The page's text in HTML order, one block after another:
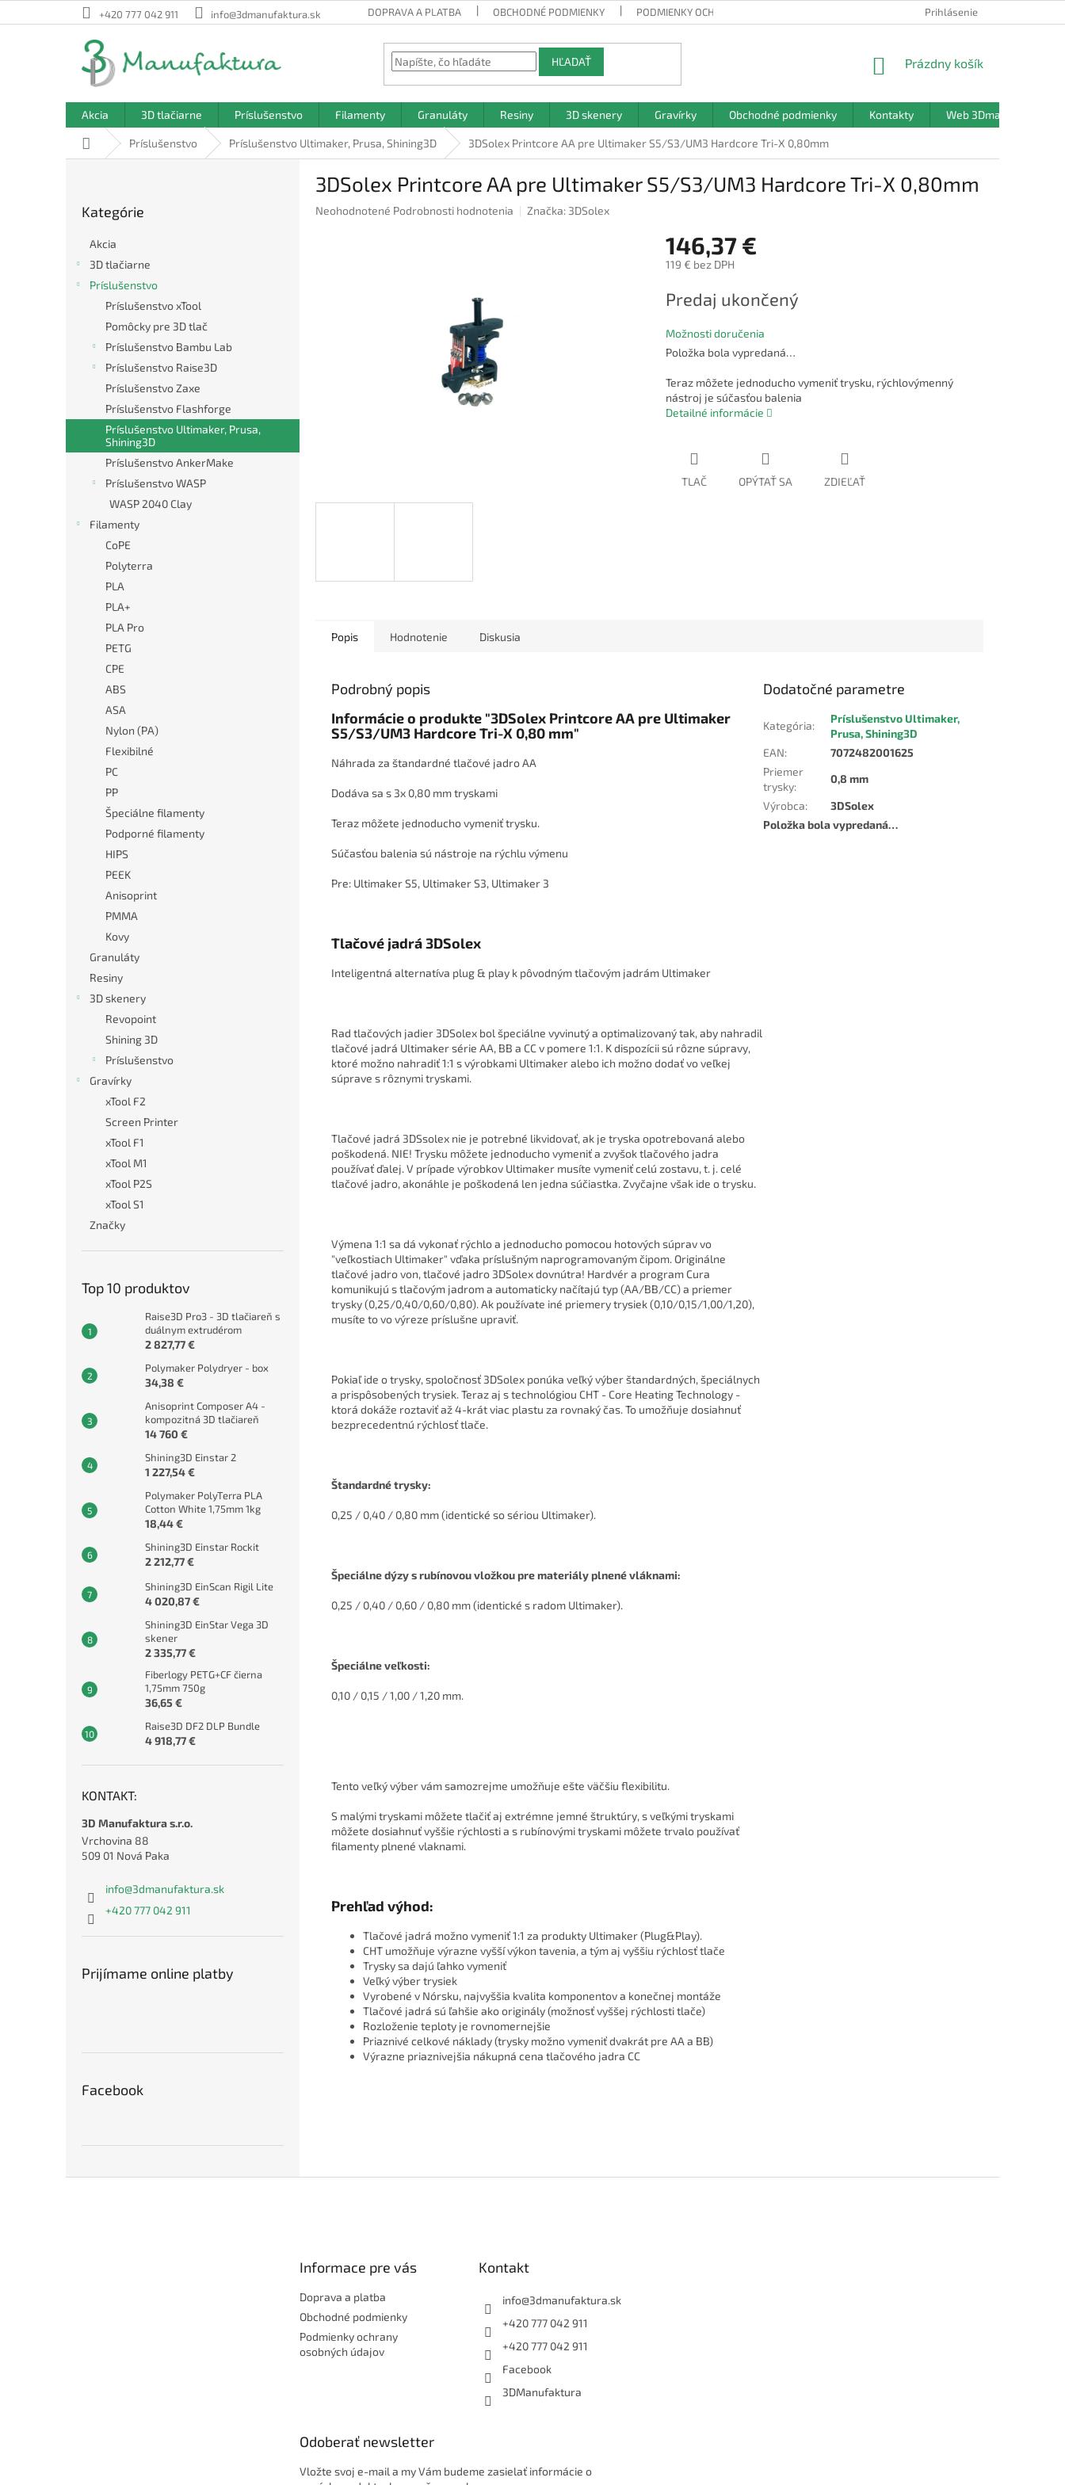
na
+420 777 042 911 info@3dmanufaktura.sk DOPRAVA A PLATBA OBCHODNÉ PODMIENKY PODMIENKY OCHRANY OSOBNÝCH ÚDAJOV Prihlásenie
HĽADAŤ
NÁKUPNÝ
Prázdny košík
Akcia 3D tlačiarne Príslušenstvo Filamenty Granuláty Resiny 3D skenery Gravírky Obchodné podmienky Kontakty Web 3Dmanufaktura.sk
DomovPríslušenstvo Príslušenstvo Ultimaker, Prusa, Shining3D 3DSolex Printcore AA pre Ultimaker S5/S3/UM3 Hardcore Tri-X 0,80mm
kategórie
Kategórie
Akcia
3D tlačiarne
Príslušenstvo
Príslušenstvo xTool
Pomôcky pre 3D tlač
Príslušenstvo Bambu Lab
Príslušenstvo Raise3D
Príslušenstvo Zaxe
Príslušenstvo Flashforge
Príslušenstvo Ultimaker, Prusa,
Shining3D
Príslušenstvo AnkerMake
Príslušenstvo WASP
WASP 2040 Clay
Filamenty
CoPE
Polyterra
PLA
PLA+
PLA Pro
PETG
CPE
ABS
ASA
Nylon (PA)
Flexibilné
PC
PP
Špeciálne filamenty
Podporné filamenty
HIPS
PEEK
Anisoprint
PMMA
Kovy
Granuláty
Resiny
3D skenery
Revopoint
Shining 3D
Príslušenstvo
Gravírky
xTool F2
Screen Printer
xTool F1
xTool M1
xTool P2S
xTool S1
Značky
Top 10 produktov
Raise3D Pro3 - 3D tlačiareň s
duálnym extrudérom
2 827,77 €
Polymaker Polydryer - box
34,38 €
Anisoprint Composer A4 -
kompozitná 3D tlačiareň
14 760 €
Shining3D Einstar 2
1 227,54 €
Polymaker PolyTerra PLA
Cotton White 1,75mm 1kg
18,44 €
Shining3D Einstar Rockit
2 212,77 €
Shining3D EinScan Rigil Lite
4 020,87 €
Shining3D EinStar Vega 3D
skener
2 335,77 €
Fiberlogy PETG+CF čierna
1,75mm 750g
36,65 €
Raise3D DF2 DLP Bundle
4 918,77 €
KONTAKT:
3D Manufaktura s.r.o.
Vrchovina 88
509 01 Nová Paka
info@3dmanufaktura.sk
+420 777 042 911
Prijímame online platby
Facebook
3DSolex Printcore AA pre Ultimaker S5/S3/UM3 Hardcore Tri-X 0,80mm
Priemerné
Neohodnotené Podrobnosti hodnotenia Značka:3DSolex
146,37 €
119 € bez DPH
cena:
Predaj ukončený
Možnosti doručenia
Položka bola vypredaná…
Teraz môžete jednoducho vymeniť trysku, rýchlovýmenný
nástroj je súčasťou balenia
Detailné informácie
TLAČ OPÝTAŤ SA ZDIEĽAŤ
Popis Hodnotenie Diskusia
Podrobný popis
Informácie o produkte "3DSolex Printcore AA pre Ultimaker
S5/S3/UM3 Hardcore Tri-X 0,80 mm"
Náhrada za štandardné tlačové jadro AA
Dodáva sa s 3x 0,80 mm tryskami
Teraz môžete jednoducho vymeniť trysku.
Súčasťou balenia sú nástroje na rýchlu výmenu
Pre: Ultimaker S5, Ultimaker S3, Ultimaker 3
Tlačové jadrá 3DSolex
Inteligentná alternatíva plug & play k pôvodným tlačovým jadrám Ultimaker
Rad tlačových jadier 3DSolex bol špeciálne vyvinutý a optimalizovaný tak, aby nahradil
tlačové jadrá Ultimaker série AA, BB a CC v pomere 1:1. K dispozícii sú rôzne súpravy,
ktoré možno nahradiť 1:1 s výrobkami Ultimaker alebo ich možno dodať vo veľkej
súprave s rôznymi tryskami.
Tlačové jadrá 3DSsolex nie je potrebné likvidovať, ak je tryska opotrebovaná alebo
poškodená. NIE! Trysku môžete jednoducho vymeniť a zvyšok tlačového jadra
používať ďalej. V prípade výrobkov Ultimaker musíte vymeniť celú zostavu, t. j. celé
tlačové jadro, akonáhle je poškodená len jedna súčiastka. Zvyčajne však ide o trysku.
Výmena 1:1 sa dá vykonať rýchlo a jednoducho pomocou hotových súprav vo
"veľkostiach Ultimaker" vďaka príslušným naprogramovaným čipom. Originálne
tlačové jadro von, tlačové jadro 3DSolex dovnútra! Hardvér a program Cura
komunikujú s tlačovým jadrom a automaticky načítajú typ (AA/BB/CC) a priemer
trysky (0,25/0,40/0,60/0,80). Ak používate iné priemery trysiek (0,10/0,15/1,00/1,20),
musíte to vo výreze príslušne upraviť.
Pokiaľ ide o trysky, spoločnosť 3DSolex ponúka veľký výber štandardných, špeciálnych
a prispôsobených trysiek. Teraz aj s technológiou CHT - Core Heating Technology -
ktorá dokáže roztaviť až 4-krát viac plastu za rovnaký čas. To umožňuje dosiahnuť
bezprecedentnú rýchlosť tlače.
Štandardné trysky:
0,25 / 0,40 / 0,80 mm (identické so sériou Ultimaker).
Špeciálne dýzy s rubínovou vložkou pre materiály plnené vláknami:
0,25 / 0,40 / 0,60 / 0,80 mm (identické s radom Ultimaker).
Špeciálne veľkosti:
0,10 / 0,15 / 1,00 / 1,20 mm.
Tento veľký výber vám samozrejme umožňuje ešte väčšiu flexibilitu.
S malými tryskami môžete tlačiť aj extrémne jemné štruktúry, s veľkými tryskami
môžete dosiahnuť vyššie rýchlosti a s rubínovými tryskami môžete trvalo používať
filamenty plnené vlaknami.
Prehľad výhod:
Tlačové jadrá možno vymeniť 1:1 za produkty Ultimaker (Plug&Play).
CHT umožňuje výrazne vyšší výkon tavenia, a tým aj vyššiu rýchlosť tlače
Trysky sa dajú ľahko vymeniť
Veľký výber trysiek
Vyrobené v Nórsku, najvyššia kvalita komponentov a konečnej montáže
Tlačové jadrá sú ľahšie ako originály (možnosť vyššej rýchlosti tlače)
Rozloženie teploty je rovnomernejšie
Priaznivé celkové náklady (trysky možno vymeniť dvakrát pre AA a BB)
Výrazne priaznivejšia nákupná cena tlačového jadra CC
Dodatočné parametre
Kategória:
Príslušenstvo Ultimaker,
Prusa, Shining3D
EAN:
7072482001625
Priemer
trysky:
0,8 mm
Výrobca:
3DSolex
Položka bola vypredaná…
Informace pre vás
Doprava a platba
Obchodné podmienky
Podmienky ochrany
osobných údajov
Kontakt
info@3dmanufaktura.sk
+420 777 042 911
+420 777 042 911
Facebook
3DManufaktura
Odoberať newsletter
Vložte svoj e-mail a my Vám budeme zasielať informácie o